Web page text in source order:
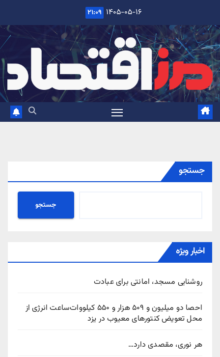
content
۱۴۰۵-۰۵-۱۶ ۲۱:۰۹
جستجو
جستجو
اخبار ویژه
روشنایی مسجد، امانتی برای عبادت
احصا دو میلیون و ۵۰۹ هزار و ۵۵۰ کیلووات‌ساعت انرژی از
محل تعویض کنتورهای معیوب در یزد
هر نوری، مقصدی دارد…